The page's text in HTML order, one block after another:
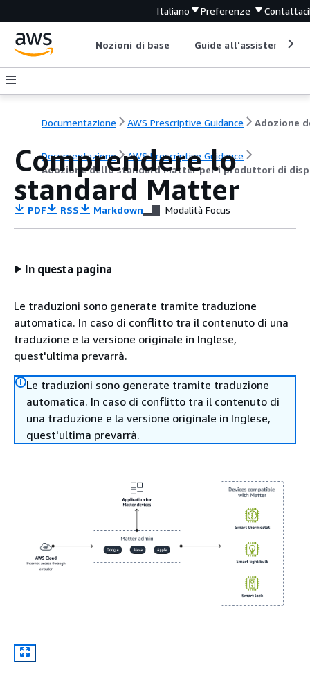
Italiano Preferenze Contattaci
Nozioni di base Guide all'assistenza
Documentazione AWS Prescriptive Guidance
Documentazione
AWS Prescriptive Guidance
Adozione dello standard Matter per i produttori di
Comprendere lo
standard Matter
PDF RSS Markdown Modalità Focus
In questa pagina
Le traduzioni sono generate tramite traduzione
automatica. In caso di conflitto tra il contenuto di una
traduzione e la versione originale in Inglese,
quest'ultima prevarrà.
Le traduzioni sono generate tramite traduzione
automatica. In caso di conflitto tra il contenuto di
una traduzione e la versione originale in Inglese,
quest'ultima prevarrà.